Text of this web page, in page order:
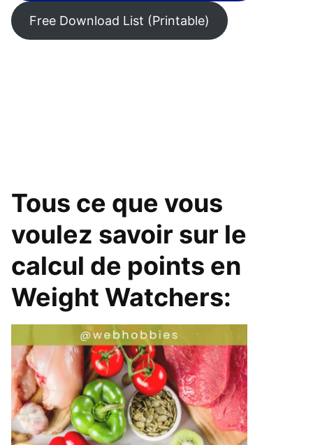
Free Download List (Printable)
Tous ce que vous
voulez savoir sur le
calcul de points en
Weight Watchers: